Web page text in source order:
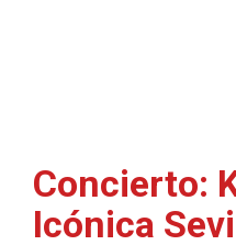
Concierto:
Icónica